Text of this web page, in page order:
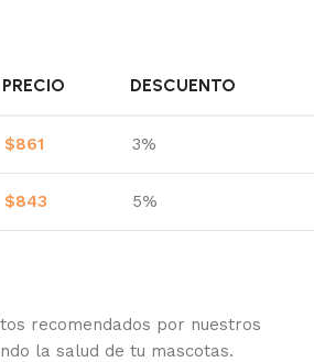
PRECIO DESCUENTO
$861 3%
$843 5%
recomendados por nuestros
la salud de tu mascotas.